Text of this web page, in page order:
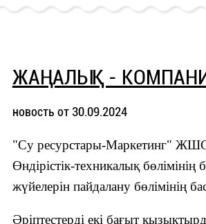
ЖАҢАЛЫҚ -
новость от 30.09.2024
"Су ресурстары-Маркетинг"
Өндірістік-техникалық
жүйелерін пайдалану бөлімінің
Әріптестерді екі бағыт